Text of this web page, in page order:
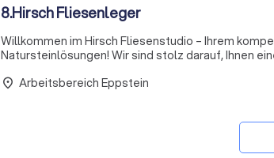
8.Hirsch Fliesenleger
Willkommen im Hirsch Fliesenstudio – Ihrem
Natursteinlösungen! Wir sind stolz darauf, Ihnen
ei
place Arbeitsbereich Eppstein